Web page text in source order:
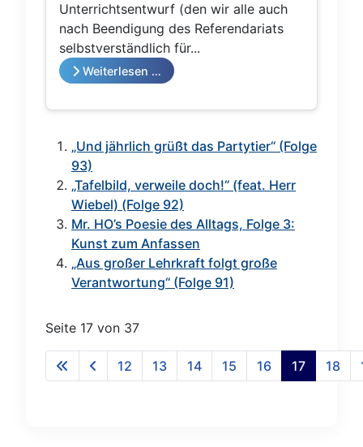
Unterrichtsentwurf (den wir alle auch
nach Beendigung des Referendariats
selbstverständlich für...
Weiterlesen …
„Und jährlich grüßt das Partytier“ (Folge
93)
„Tafelbild, verweile doch!“ (feat. Herr
Wiebel) (Folge 92)
Mr. HO’s Poesie des Alltags, Folge 3:
Kunst zum Anfassen
„Aus großer Lehrkraft folgt große
Verantwortung“ (Folge 91)
Seite 17 von 37
12 13 14 15 16 17 18